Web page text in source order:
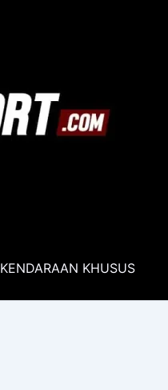
KENDARAAN KHUSUS